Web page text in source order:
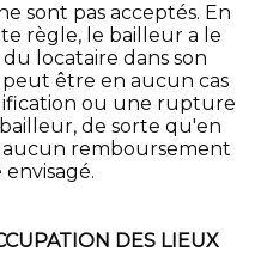
sont pas acceptés. En
règle, le bailleur a le
locataire dans son
être en aucun cas
ou une rupture
de sorte qu'en
aucun remboursement
DES LIEUX